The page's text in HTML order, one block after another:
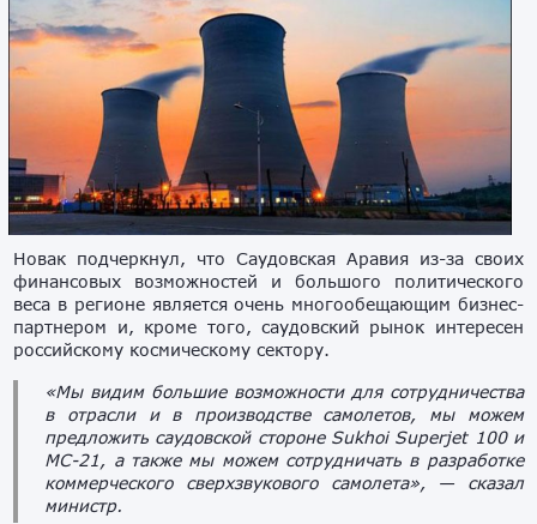
Новак подчеркнул, что Саудовская Аравия из-за своих
финансовых возможностей и большого политического
веса в регионе является очень многообещающим бизнес-
партнером и, кроме того, саудовский рынок интересен
российскому космическому сектору.
«Мы видим большие возможности для сотрудничества
в отрасли и в производстве самолетов, мы можем
предложить саудовской стороне Sukhoi Superjet 100 и
MC-21, а также мы можем сотрудничать в разработке
коммерческого сверхзвукового самолета», — сказал
министр.